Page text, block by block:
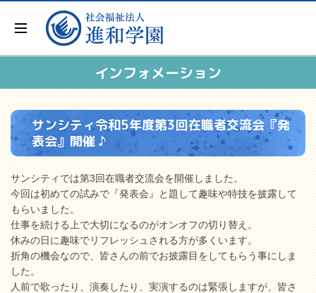
インフォメーション
サンシティ令和5年度第3回在職者交流会『発
表会』開催 ♪
サンシティでは第3回在職者交流会を開催しました。
今回は初めての試みで『発表会』と題して趣味や特技を披露して
もらいました。
仕事を続ける上で大切になるのがオンオフの切り替え。
休みの日に趣味でリフレッシュされる方が多くいます。
折角の機会なので、皆さんの前でお披露目をしてもらう事にしま
した。
人前で歌ったり、演奏したり、実演するのは緊張しますが、皆さ